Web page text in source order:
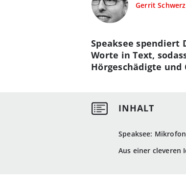
Gerrit Schwerz
Speaksee:
Aus einer cleveren
Speaksee spendiert
Worte in Text,
Hörgeschädigte